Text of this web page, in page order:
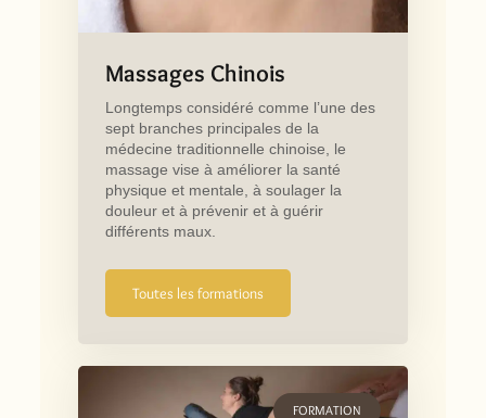
Massages Chinois
Longtemps considéré comme l’une des
sept branches principales de la
médecine traditionnelle chinoise, le
massage vise à améliorer la santé
physique et mentale, à soulager la
douleur et à prévenir et à guérir
différents maux.
Toutes les formations
FORMATION